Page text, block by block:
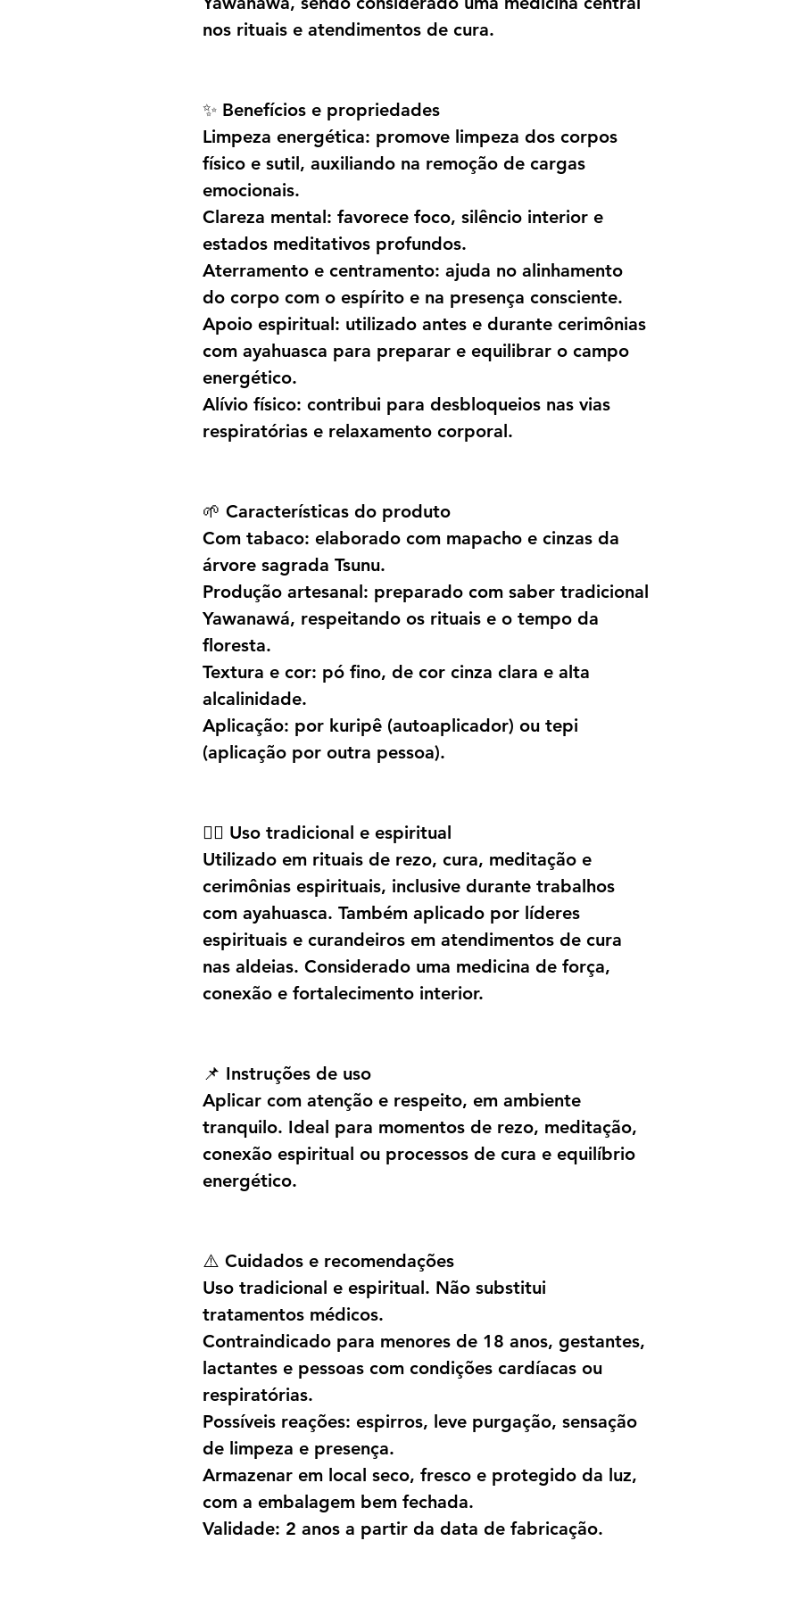
nos rituais e atendimentos de cura.
✨ Benefícios e propriedades
Limpeza energética: promove limpeza dos corpos
físico e sutil, auxiliando na remoção de cargas
emocionais.
Clareza mental: favorece foco, silêncio interior e
estados meditativos profundos.
Aterramento e centramento: ajuda no alinhamento
do corpo com o espírito e na presença consciente.
Apoio espiritual: utilizado antes e durante cerimônias
com ayahuasca para preparar e equilibrar o campo
energético.
Alívio físico: contribui para desbloqueios nas vias
respiratórias e relaxamento corporal.
🌱 Características do produto
Com tabaco: elaborado com mapacho e cinzas da
árvore sagrada Tsunu.
Produção artesanal: preparado com saber tradicional
Yawanawá, respeitando os rituais e o tempo da
floresta.
Textura e cor: pó fino, de cor cinza clara e alta
alcalinidade.
Aplicação: por kuripê (autoaplicador) ou tepi
(aplicação por outra pessoa).
🧘‍♂️ Uso tradicional e espiritual
Utilizado em rituais de rezo, cura, meditação e
cerimônias espirituais, inclusive durante trabalhos
com ayahuasca. Também aplicado por líderes
espirituais e curandeiros em atendimentos de cura
nas aldeias. Considerado uma medicina de força,
conexão e fortalecimento interior.
📌 Instruções de uso
Aplicar com atenção e respeito, em ambiente
tranquilo. Ideal para momentos de rezo, meditação,
conexão espiritual ou processos de cura e equilíbrio
energético.
⚠️ Cuidados e recomendações
Uso tradicional e espiritual. Não substitui
tratamentos médicos.
Contraindicado para menores de 18 anos, gestantes,
lactantes e pessoas com condições cardíacas ou
respiratórias.
Possíveis reações: espirros, leve purgação, sensação
de limpeza e presença.
Armazenar em local seco, fresco e protegido da luz,
com a embalagem bem fechada.
Validade: 2 anos a partir da data de fabricação.